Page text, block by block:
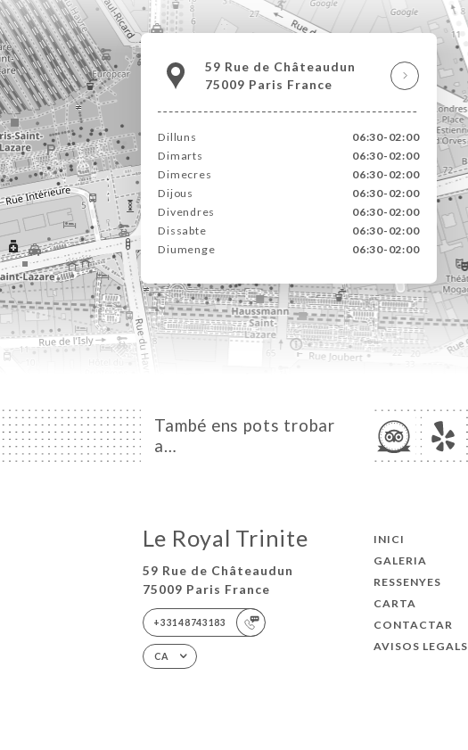
59 Rue de Châteaudun
75009 Paris France
Dilluns
06:30-02:00
Dimarts
06:30-02:00
Dimecres
06:30-02:00
Dijous
06:30-02:00
Divendres
06:30-02:00
Dissabte
06:30-02:00
Diumenge
06:30-02:00
També ens pots trobar
a…
Le Royal Trinite
59 Rue de Châteaudun
75009 Paris France
+33148743183
CA
INICI
GALERIA
RESSENYES
CARTA
CONTACTAR
AVISOS LEGALS